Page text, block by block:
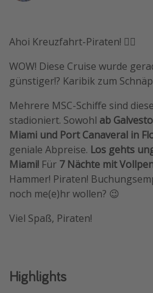
Ahoi Kreuzfahrt-Piraten! 🏴‍☠️
WOW! Diese Cruise wurde
günstiger!? Karibik zum
Mehrere MSC-Schiffe sind
stadioniert. Sowohl ab
Miami und Port Canaveral in
geniale Abpreise. Los gehts
Miami! Für 7 Nächte mit
Hammer! Piraten!
noch me(e)hr wollen? 😉
Viel Spaß, Piraten!
Highlights